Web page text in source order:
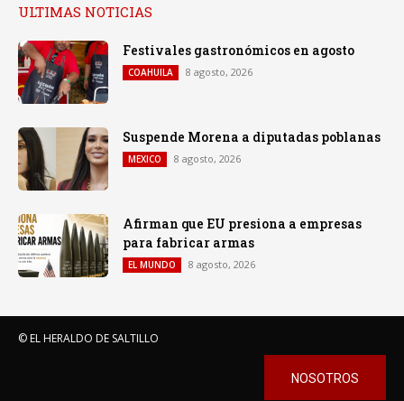
ULTIMAS NOTICIAS
Festivales gastronómicos en agosto
COAHUILA 8 agosto, 2026
Suspende Morena a diputadas poblanas
MEXICO 8 agosto, 2026
Afirman que EU presiona a empresas
para fabricar armas
EL MUNDO 8 agosto, 2026
© EL HERALDO DE SALTILLO
NOSOTROS